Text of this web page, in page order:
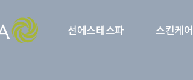
선에스테스파 스킨케어